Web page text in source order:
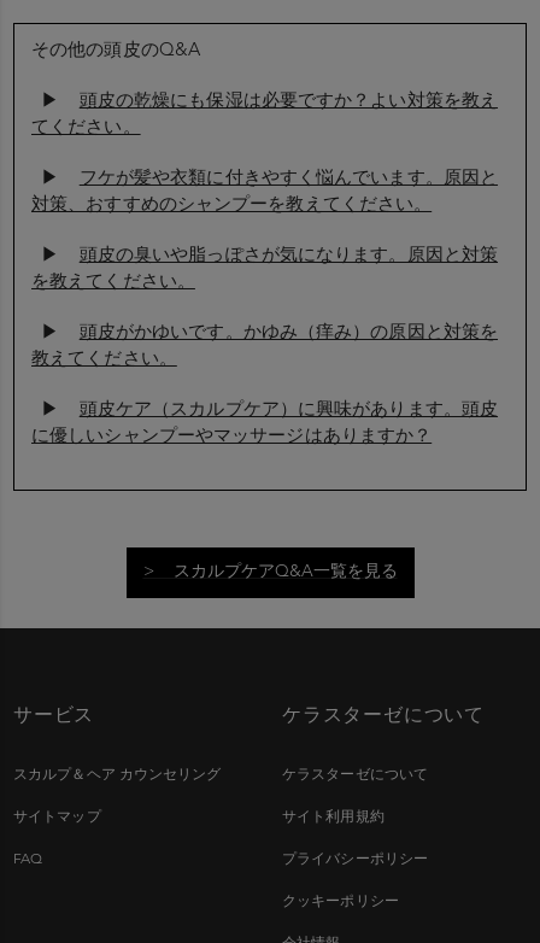
その他の頭皮のQ&A
▶
頭皮の乾燥にも保湿は必要ですか？よい対策を教え
てください。
▶
フケが髪や衣類に付きやすく悩んでいます。原因と
対策、おすすめのシャンプーを教えてください。
▶
頭皮の臭いや脂っぽさが気になります。原因と対策
を教えてください。
▶
頭皮がかゆいです。かゆみ（痒み）の原因と対策を
教えてください。
▶
頭皮ケア（スカルプケア）に興味があります。頭皮
に優しいシャンプーやマッサージはありますか？
> スカルプケアQ&A一覧を見る
サービス
スカルプ＆ヘア カウンセリング
サイトマップ
FAQ
ケラスターゼについて
ケラスターゼについて
サイト利用規約
プライバシーポリシー
クッキーポリシー